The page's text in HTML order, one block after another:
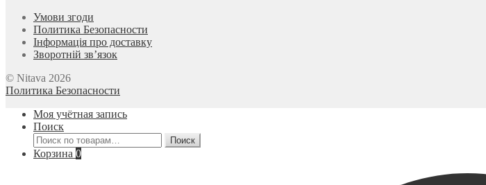
Умови згоди
Политика Безопасности
Інформація про доставку
Зворотній зв’язок
© Nitava 2026
Политика Безопасности
Моя учётная запись
Поиск
Искать:
Поиск
Корзина 0